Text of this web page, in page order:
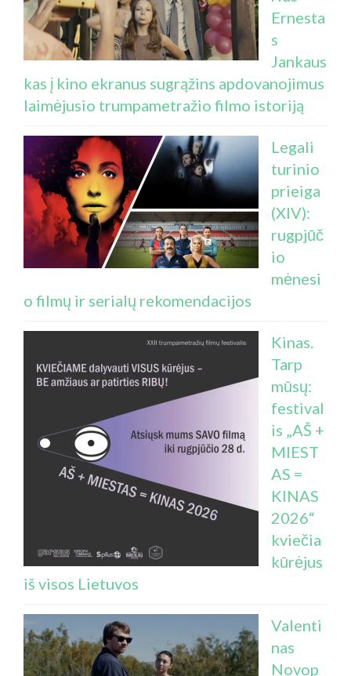
Ernesta
s
Jankaus
kas į kino ekranus sugrąžins apdovanojimus
laimėjusio trumpametražio filmo istoriją
Legali
turinio
prieiga
(XIV):
rugpjūč
io
mėnesi
o filmų ir serialų rekomendacijos
Kinas.
Tarp
mūsų:
festival
is „AŠ +
MIEST
AS =
KINAS
2026“
kviečia
kūrėjus
iš visos Lietuvos
Valenti
nas
Novop